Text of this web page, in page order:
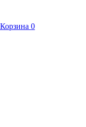
Корзина 0